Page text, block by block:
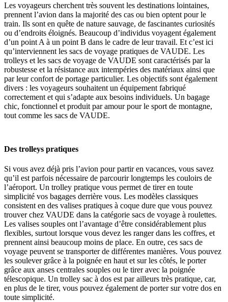
Les voyageurs cherchent très souvent les destinations lointaines,
prennent l’avion dans la majorité des cas ou bien optent pour le
train. Ils sont en quête de nature sauvage, de fascinantes curiosités
ou d’endroits éloignés. Beaucoup d’individus voyagent également
d’un point A à un point B dans le cadre de leur travail. Et c’est ici
qu’interviennent les sacs de voyage pratiques de VAUDE. Les
trolleys et les sacs de voyage de VAUDE sont caractérisés par la
robustesse et la résistance aux intempéries des matériaux ainsi que
par leur confort de portage particulier. Les objectifs sont également
divers : les voyageurs souhaitent un équipement fabriqué
correctement et qui s’adapte aux besoins individuels. Un bagage
chic, fonctionnel et produit par amour pour le sport de montagne,
tout comme les sacs de VAUDE.
Des trolleys pratiques
Si vous avez déjà pris l’avion pour partir en vacances, vous savez
qu’il est parfois nécessaire de parcourir longtemps les couloirs de
l’aéroport. Un trolley pratique vous permet de tirer en toute
simplicité vos bagages derrière vous. Les modèles classiques
consistent en des valises pratiques à coque dure que vous pouvez
trouver chez VAUDE dans la catégorie sacs de voyage à roulettes.
Les valises souples ont l’avantage d’être considérablement plus
flexibles, surtout lorsque vous devez les ranger dans les coffres, et
prennent ainsi beaucoup moins de place. En outre, ces sacs de
voyage peuvent se transporter de différentes manières. Vous pouvez
les soulever grâce à la poignée en haut et sur les côtés, le porter
grâce aux anses centrales souples ou le tirer avec la poignée
télescopique. Un trolley sac à dos est par ailleurs très pratique, car,
en plus de le tirer, vous pouvez également de porter sur votre dos en
toute simplicité.